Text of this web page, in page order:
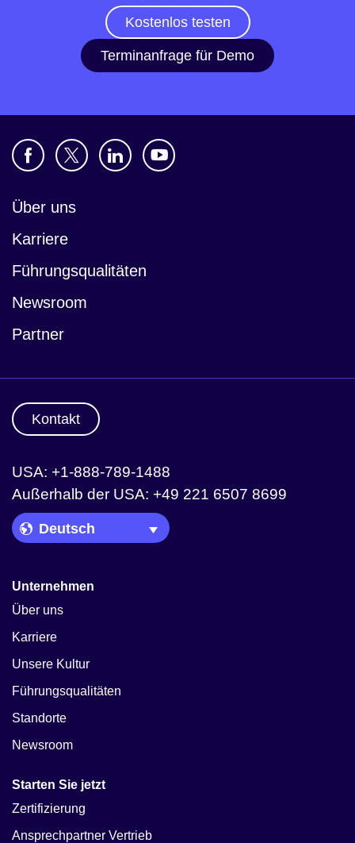
Kostenlos testen
Terminanfrage für Demo
Über uns
Karriere
Führungsqualitäten
Newsroom
Partner
Kontakt
USA: +1-888-789-1488
Außerhalb der USA: +49 221 6507 8699
Language Picker
Unternehmen
Über uns
Karriere
Unsere Kultur
Führungsqualitäten
Standorte
Newsroom
Starten Sie jetzt
Zertifizierung
Ansprechpartner Vertrieb